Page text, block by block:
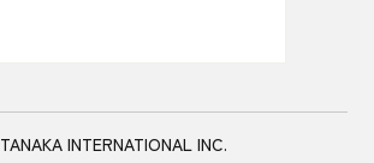
TANAKA INTERNATIONAL INC.